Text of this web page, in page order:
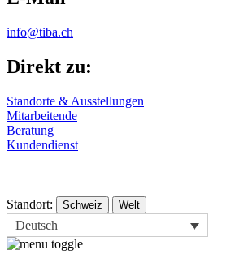
info@tiba.ch
Direkt zu:
Standorte & Ausstellungen
Mitarbeitende
Beratung
Kundendienst
Standort: Schweiz Welt
Deutsch